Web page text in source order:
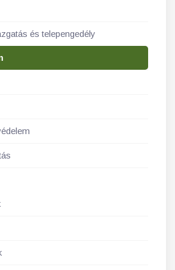
és telepengedély